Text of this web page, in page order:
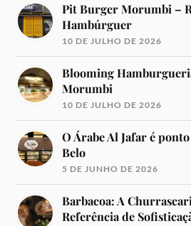
Pit Burger Morumbi –
Hambúrguer
10 DE JULHO DE 2026
Blooming
Morumbi
10 DE JULHO DE 2026
O Árabe Al Jafar é
Belo
5 DE JUNHO DE 2026
Barbacoa: A
Referência de